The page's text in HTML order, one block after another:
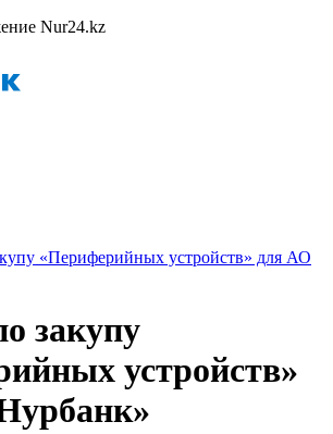
Nur24.kz
«Периферийных устройств» для АО
закупу
устройств»